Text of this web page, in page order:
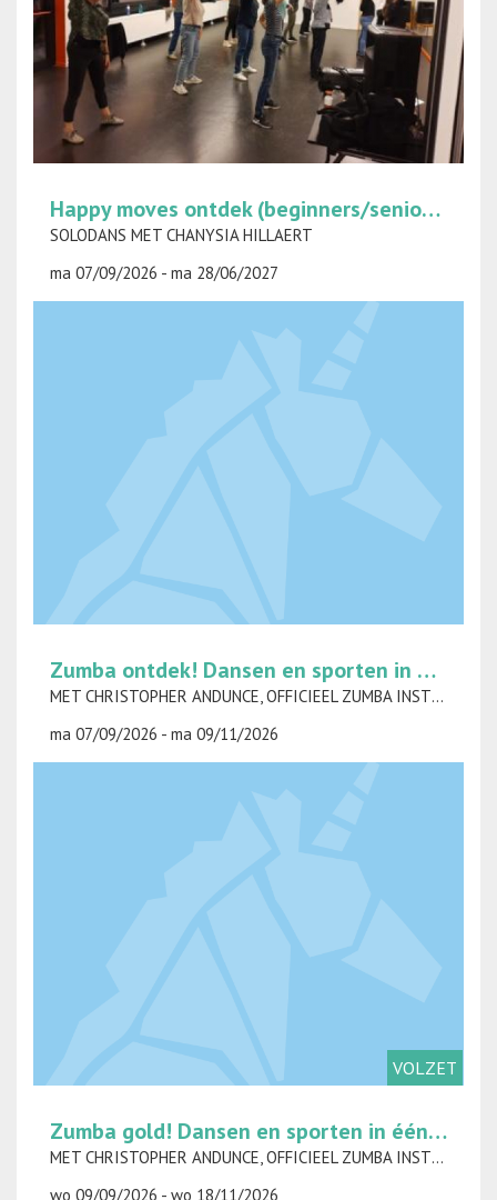
Happy moves ontdek (beginners/senioren) op maandag
SOLODANS MET CHANYSIA HILLAERT
ma 07/09/2026 - ma 28/06/2027
Zumba ontdek! Dansen en sporten in één klap op maandag
MET CHRISTOPHER ANDUNCE, OFFICIEEL ZUMBA INSTRUCTEUR
ma 07/09/2026 - ma 09/11/2026
VOLZET
Zumba gold! Dansen en sporten in één klap op woensdag
MET CHRISTOPHER ANDUNCE, OFFICIEEL ZUMBA INSTRUCTEUR
wo 09/09/2026 - wo 18/11/2026